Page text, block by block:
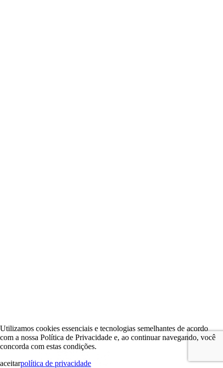
Utilizamos cookies essenciais e tecnologias semelhantes de acordo
com a nossa Política de Privacidade e, ao continuar navegando, você
concorda com estas condições.
aceitarpolítica de privacidade